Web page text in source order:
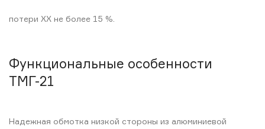
потери ХХ не более 15 %.
Функциональные особенности
ТМГ-21
Надежная обмотка низкой стороны из алюминиевой